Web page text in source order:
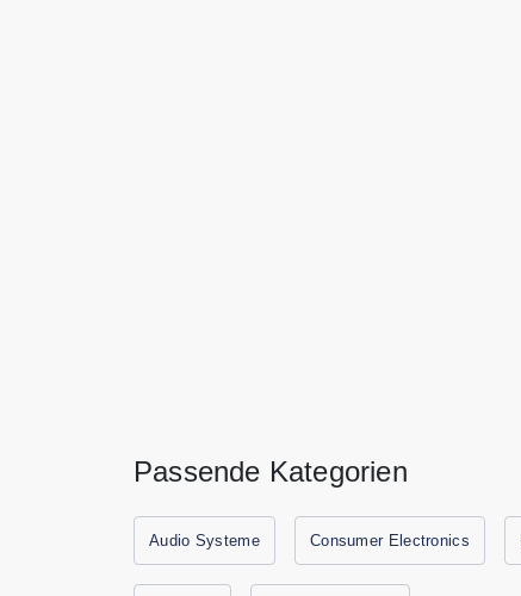
Passende Kategorien
Audio Systeme Consumer Electronics